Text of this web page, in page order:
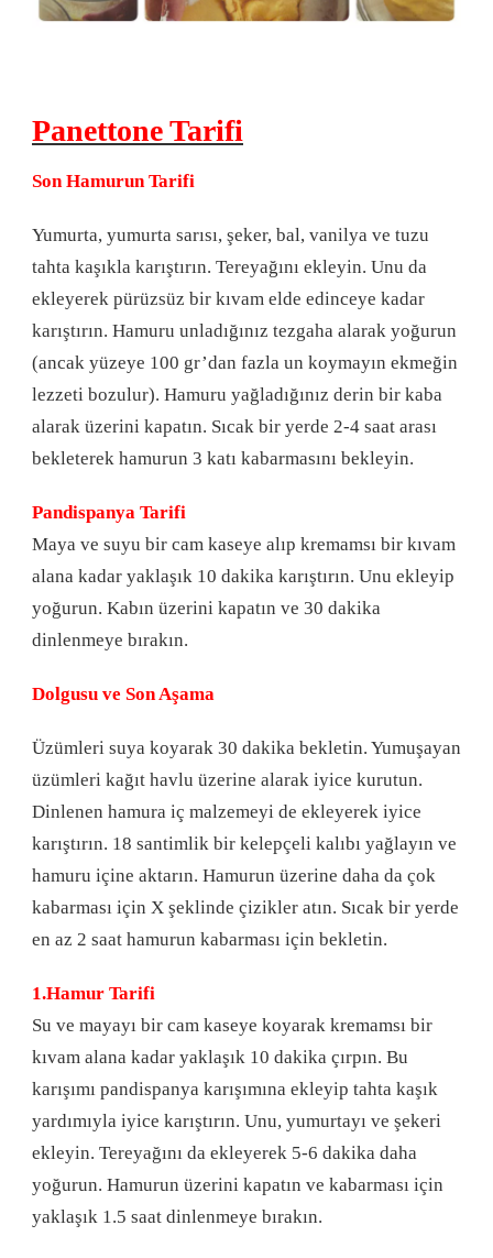
Panettone Tarifi
Son Hamurun Tarifi
Yumurta, yumurta sarısı, şeker, bal, vanilya ve tuzu
tahta kaşıkla karıştırın. Tereyağını ekleyin. Unu da
ekleyerek pürüzsüz bir kıvam elde edinceye kadar
karıştırın. Hamuru unladığınız tezgaha alarak yoğurun
(ancak yüzeye 100 gr’dan fazla un koymayın ekmeğin
lezzeti bozulur). Hamuru yağladığınız derin bir kaba
alarak üzerini kapatın. Sıcak bir yerde 2-4 saat arası
bekleterek hamurun 3 katı kabarmasını bekleyin.
Pandispanya Tarifi
Maya ve suyu bir cam kaseye alıp kremamsı bir kıvam
alana kadar yaklaşık 10 dakika karıştırın. Unu ekleyip
yoğurun. Kabın üzerini kapatın ve 30 dakika
dinlenmeye bırakın.
Dolgusu ve Son Aşama
Üzümleri suya koyarak 30 dakika bekletin. Yumuşayan
üzümleri kağıt havlu üzerine alarak iyice kurutun.
Dinlenen hamura iç malzemeyi de ekleyerek iyice
karıştırın. 18 santimlik bir kelepçeli kalıbı yağlayın ve
hamuru içine aktarın. Hamurun üzerine daha da çok
kabarması için X şeklinde çizikler atın. Sıcak bir yerde
en az 2 saat hamurun kabarması için bekletin.
1.Hamur Tarifi
Su ve mayayı bir cam kaseye koyarak kremamsı bir
kıvam alana kadar yaklaşık 10 dakika çırpın. Bu
karışımı pandispanya karışımına ekleyip tahta kaşık
yardımıyla iyice karıştırın. Unu, yumurtayı ve şekeri
ekleyin. Tereyağını da ekleyerek 5-6 dakika daha
yoğurun. Hamurun üzerini kapatın ve kabarması için
yaklaşık 1.5 saat dinlenmeye bırakın.